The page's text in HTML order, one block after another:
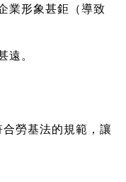
業形象甚鉅（導致
。
勞基法的規範，讓